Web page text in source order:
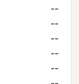
--
--
--
--
--